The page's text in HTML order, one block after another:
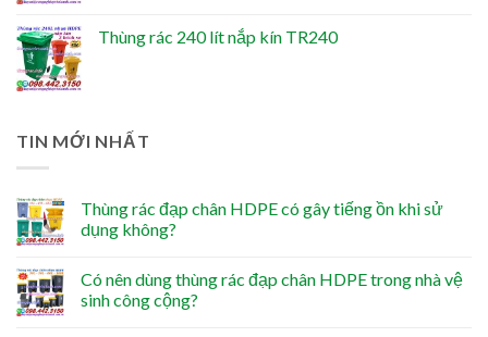
Thùng rác 240 lít nắp kín TR240
TIN MỚI NHẤT
Thùng rác đạp chân HDPE có gây tiếng ồn khi sử
dụng không?
Có nên dùng thùng rác đạp chân HDPE trong nhà vệ
sinh công cộng?